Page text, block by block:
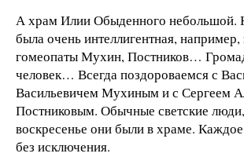
А храм Илии Обыденного небольшой.
была очень интеллигентная,
гомеопаты Мухин, Постников…
человек… Всегда поздороваемся с
Васильевичем Мухиным и с Сергеем
Постниковым. Обычные светские
воскресенье они были в храме.
без исключения.